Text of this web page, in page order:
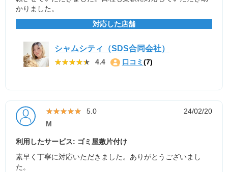
かりました。
対応した店舗
シャムシティ（SDS合同会社）
★★★★★
★★★★★ 4.4 口コミ (7)
★★★★★
★★★★★ 5.0
24/02/20
M
利用したサービス: ゴミ屋敷片付け
素早く丁寧に対応いただきました。ありがとうございまし
た。